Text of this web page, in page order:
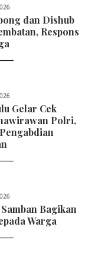
dan Dishub
Respons
Gelar Cek
Polri,
Bagikan
Warga